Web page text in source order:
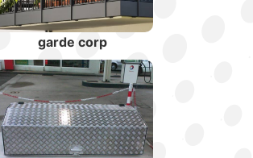
garde corp